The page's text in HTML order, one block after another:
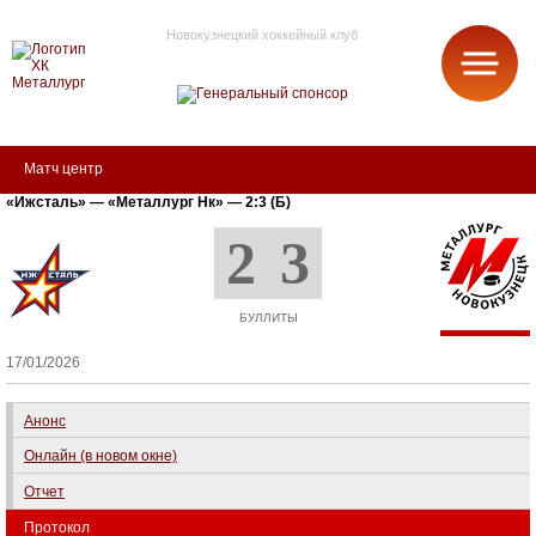
Новокузнецкий хоккейный клуб
Матч центр
«Ижсталь» — «Металлург Нк» — 2:3 (Б)
2 3
БУЛЛИТЫ
17/01/2026
Анонс
Онлайн (в новом окне)
Отчет
Протокол